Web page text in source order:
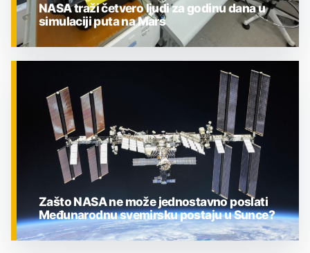
NASA traži četvero ljudi za godinu dana u
simulaciji puta na Mars
Zašto NASA ne može jednostavno poslati
Međunarodnu svemirsku postaju u Sunce?